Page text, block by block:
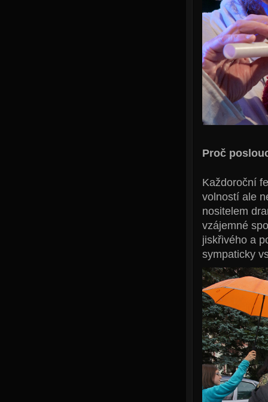
Proč
Každoroční
volností ale
nositelem
vzájemné
jiskřivého a
sympaticky